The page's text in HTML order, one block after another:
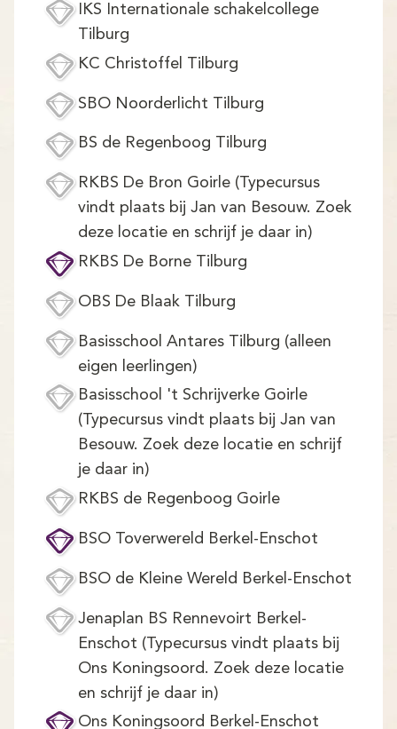
IKS Internationale schakelcollege
Tilburg
KC Christoffel Tilburg
SBO Noorderlicht Tilburg
BS de Regenboog Tilburg
RKBS De Bron Goirle (Typecursus
vindt plaats bij Jan van Besouw. Zoek
deze locatie en schrijf je daar in)
RKBS De Borne Tilburg
OBS De Blaak Tilburg
Basisschool Antares Tilburg (alleen
eigen leerlingen)
Basisschool 't Schrijverke Goirle
(Typecursus vindt plaats bij Jan van
Besouw. Zoek deze locatie en schrijf
je daar in)
RKBS de Regenboog Goirle
BSO Toverwereld Berkel-Enschot
BSO de Kleine Wereld Berkel-Enschot
Jenaplan BS Rennevoirt Berkel-
Enschot (Typecursus vindt plaats bij
Ons Koningsoord. Zoek deze locatie
en schrijf je daar in)
Ons Koningsoord Berkel-Enschot